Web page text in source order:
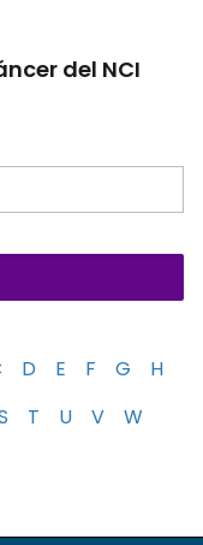
del NCI
D E F G
H
T U V
W